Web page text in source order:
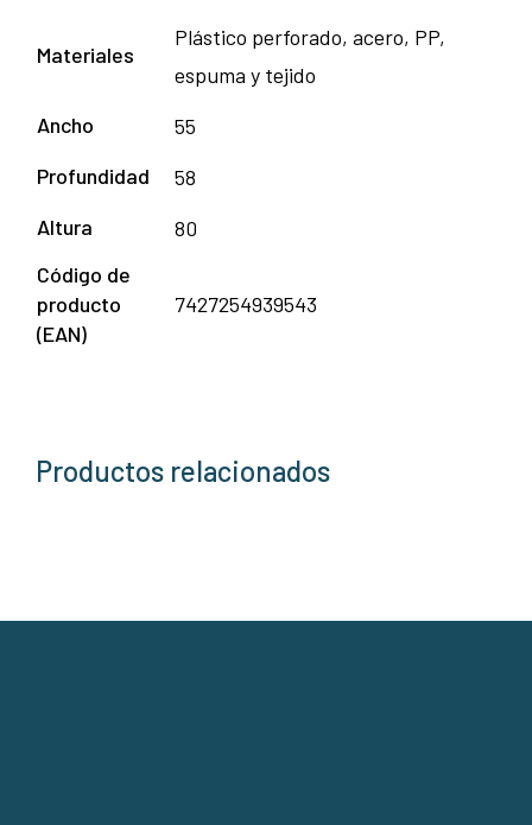
Materiales
Plástico perforado, acero, PP,
espuma y tejido
Ancho
55
Profundidad
58
Altura
80
Código de
producto
(EAN)
7427254939543
Productos relacionados